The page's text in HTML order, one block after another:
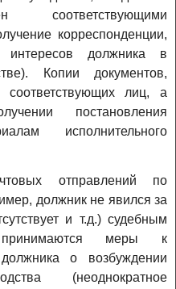
соответствующими
корреспонденции,
интересов должника в
Копии документов,
лиц, а
постановления
исполнительного
отправлений по
должник не явился за
и т.д.) судебным
принимаются меры к
о возбуждении
(неоднократное